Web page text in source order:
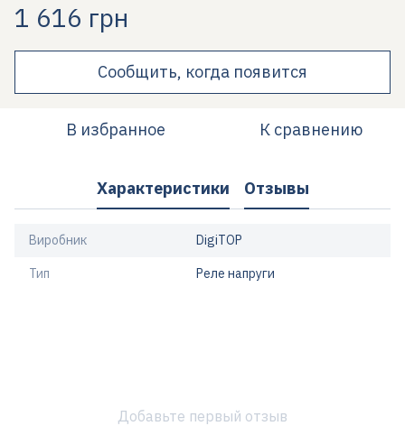
1 616 грн
Сообщить, когда появится
В избранное К сравнению
Характеристики Отзывы
Виробник DigiTOP
Тип Реле напруги
Добавьте первый отзыв